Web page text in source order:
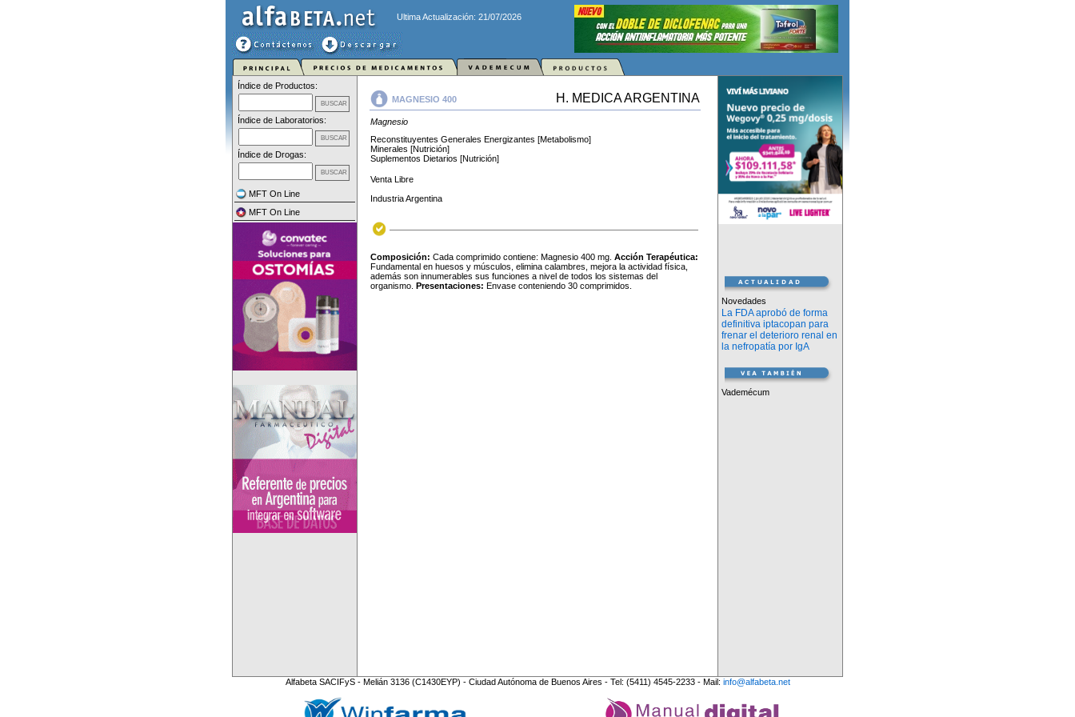
Ultima Actualización: 21/07/2026
Índice de Productos:
Índice de Laboratorios:
Índice de Drogas:
MFT On Line
MFT On Line
MAGNESIO 400 H. MEDICA ARGENTINA
Magnesio
Reconstituyentes Generales Energizantes [Metabolismo]
Minerales [Nutrición]
Suplementos Dietarios [Nutrición]
Venta Libre
Industria Argentina
Composición: Cada comprimido contiene: Magnesio 400 mg. Acción Terapéutica:
Fundamental en huesos y músculos, elimina calambres, mejora la actividad física,
además son innumerables sus funciones a nivel de todos los sistemas del
organismo. Presentaciones: Envase conteniendo 30 comprimidos.
Novedades
La FDA aprobó de forma
definitiva iptacopan para
frenar el deterioro renal en
la nefropatía por IgA
Vademécum
Alfabeta SACIFyS - Melián 3136 (C1430EYP) - Ciudad Autónoma de Buenos Aires - Tel: (5411) 4545-2233 - Mail: info@alfabeta.net